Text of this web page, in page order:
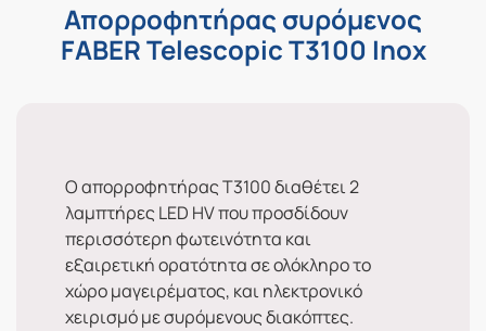
Απορροφητήρας συρόμενος
FABER Telescopic T3100 Inox
Ο απορροφητήρας T3100 διαθέτει 2
λαμπτήρες LED HV που προσδίδουν
περισσότερη φωτεινότητα και
εξαιρετική ορατότητα σε ολόκληρο το
χώρο μαγειρέματος, και ηλεκτρονικό
χειρισμό με συρόμενους διακόπτες.